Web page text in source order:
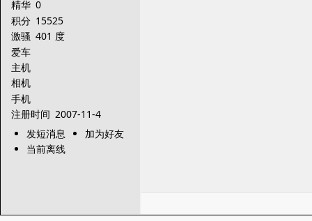
精华 0
积分 15525
激骚 401 度
爱车
主机
相机
手机
注册时间 2007-11-4
发短消息
加为好友
当前离线